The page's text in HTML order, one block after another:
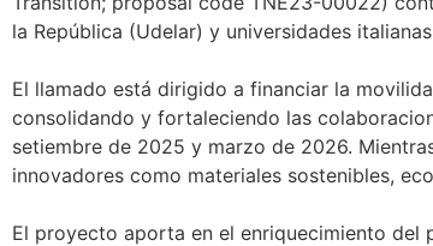
la República (Udelar) y universidades
El llamado está dirigido a financiar la
consolidando y fortaleciendo las
setiembre de 2025 y marzo de 2026.
innovadores como materiales sostenibles,
El proyecto aporta en el enriquecimiento del